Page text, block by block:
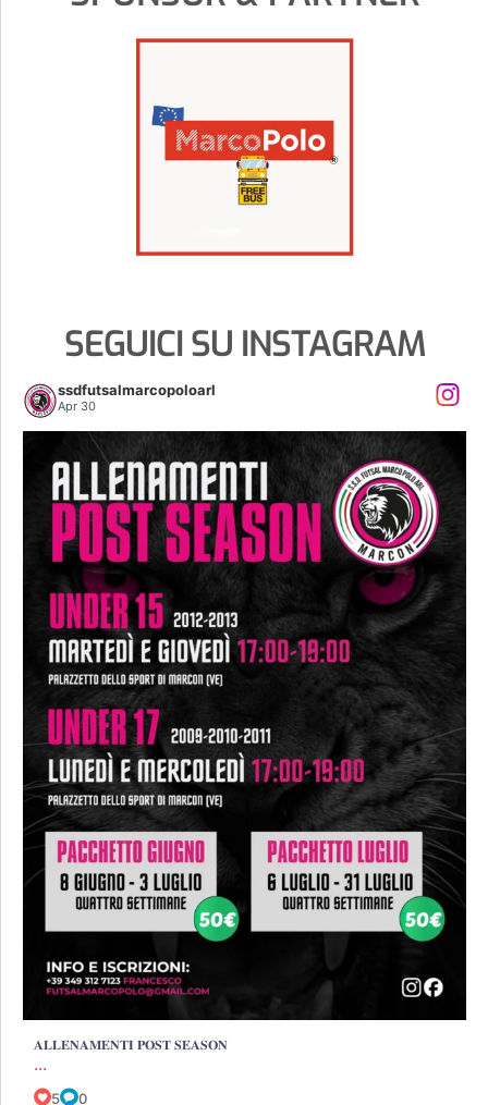
SEGUICI SU INSTAGRAM
ssdfutsalmarcopoloarl
Apr 30
𝐀𝐋𝐋𝐄𝐍𝐀𝐌𝐄𝐍𝐓𝐈 𝐏𝐎𝐒𝐓 𝐒𝐄𝐀𝐒𝐎𝐍
0
𝐀𝐋𝐋𝐄𝐍𝐀𝐌𝐄𝐍𝐓𝐈 𝐏𝐎𝐒𝐓 𝐒𝐄𝐀𝐒𝐎𝐍
...
5 0